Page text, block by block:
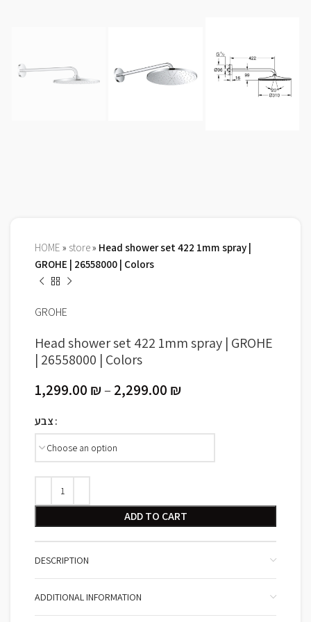
HOME » store» Head shower set 422 1mm spray |
GROHE | 26558000 | Colors
GROHE
Head shower set 422 1mm spray | GROHE
| 26558000 | Colors
1,299.00 ₪–2,299.00 ₪
צבע
ADD TO CART
DESCRIPTION
ADDITIONAL INFORMATION